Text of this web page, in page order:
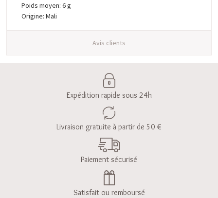
Poids moyen: 6 g
Origine: Mali
Avis clients
Expédition rapide sous 24h
Livraison gratuite à partir de 50 €
Paiement sécurisé
Satisfait ou remboursé